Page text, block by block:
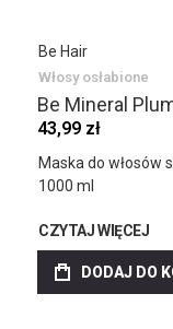
Be Hair
Włosy osłabione
Be Mineral
43,99 zł
Maska do włosów
1000 ml
CZYTAJ WIĘCEJ
DODAJ DO